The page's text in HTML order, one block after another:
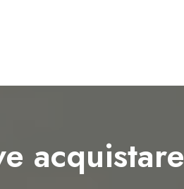
acquistare